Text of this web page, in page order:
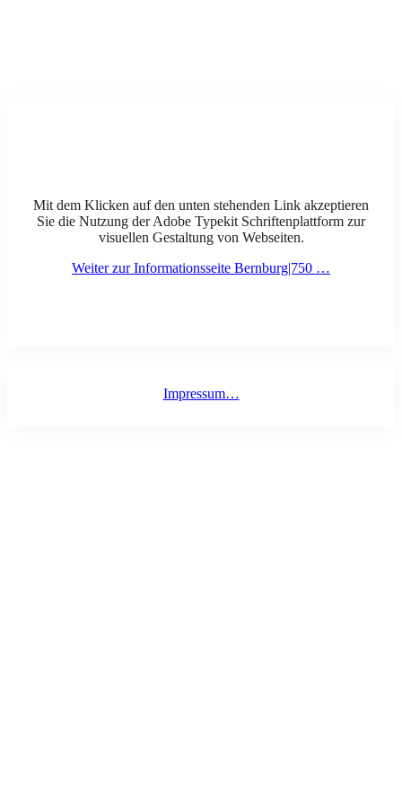
Mit dem Klicken auf den unten stehenden Link akzeptieren
Sie die Nutzung der Adobe Typekit Schriftenplattform zur
visuellen Gestaltung von Webseiten.
Weiter zur Informationsseite Bernburg|750 …
Impressum…